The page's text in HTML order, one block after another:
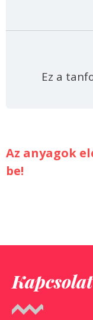
Ez a
Az anyagok
be!
Kapcsolat